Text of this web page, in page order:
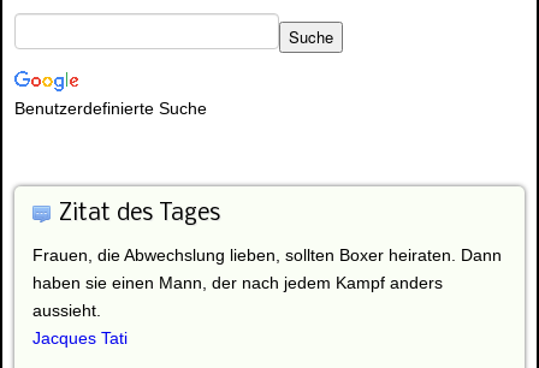
Benutzerdefinierte Suche
Zitat des Tages
Frauen, die Abwechslung lieben, sollten Boxer heiraten. Dann
haben sie einen Mann, der nach jedem Kampf anders
aussieht.
Jacques Tati